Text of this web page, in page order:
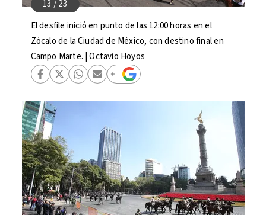
El desfile inició en punto de las 12:00 horas en el
Zócalo de la Ciudad de México, con destino final en
Campo Marte. | Octavio Hoyos